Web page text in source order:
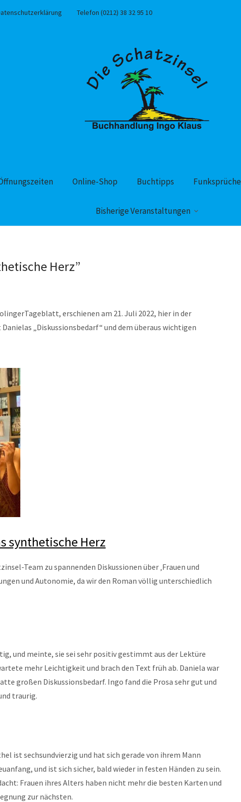
Telefon (0212) 38 32 95 10
Online-Shop Buchtipps Funksprüche
Bisherige Veranstaltungen
Herz”
erschienen am 21. Juli 2022, hier in der
„Diskussionsbedarf“ und dem überaus wichtigen
synthetische Herz
Team zu spannenden Diskussionen über ‚Frauen und
und Autonomie, da wir den Roman völlig unterschiedlich
und meinte, sie sei sehr positiv gestimmt aus der Lektüre
mehr Leichtigkeit und brach den Text früh ab. Daniela war
großen Diskussionsbedarf. Ingo fand die Prosa sehr gut und
traurig.
ist sechsundvierzig und hat sich gerade von ihrem Mann
und ist sich sicher, bald wieder in festen Händen zu sein.
Frauen ihres Alters haben nicht mehr die besten Karten und
zur nächsten.